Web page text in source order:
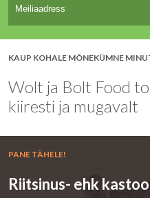
KAUP KOHALE MÕNEKÜMNE
Wolt ja Bolt Food
kiiresti ja mugavalt
PANE TÄHELE!
Riitsinus- ehk